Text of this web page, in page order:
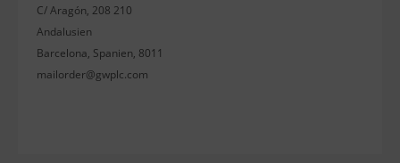
C/ Aragón, 208 210
Andalusien
Barcelona, Spanien, 8011
mailorder@gwplc.com